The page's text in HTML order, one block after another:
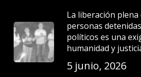
La liberación plena
personas
políticos es una
humanidad y
5 junio, 2026